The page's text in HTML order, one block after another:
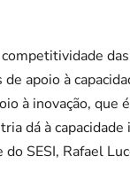
apoio à
à inovação,
dá à
SESI, Rafael